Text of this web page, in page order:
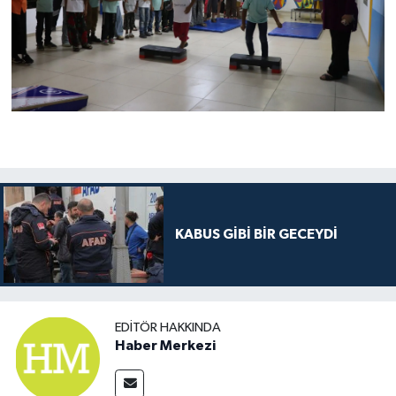
KABUS GİBİ BİR GECEYDİ
EDITÖR HAKKINDA
Haber Merkezi